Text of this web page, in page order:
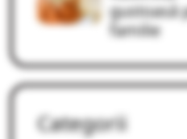
gustoasă
familie
Categorii